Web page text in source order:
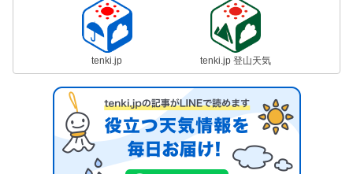
tenki.jp tenki.jp 登山天気